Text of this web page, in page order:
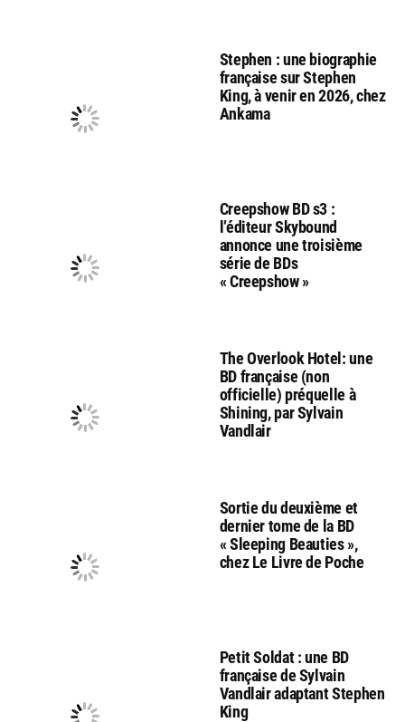
Stephen : une biographie
française sur Stephen
King, à venir en 2026, chez
Ankama
Creepshow BD s3 :
l’éditeur Skybound
annonce une troisième
série de BDs
« Creepshow »
The Overlook Hotel: une
BD française (non
officielle) préquelle à
Shining, par Sylvain
Vandlair
Sortie du deuxième et
dernier tome de la BD
« Sleeping Beauties »,
chez Le Livre de Poche
Petit Soldat : une BD
française de Sylvain
Vandlair adaptant Stephen
King